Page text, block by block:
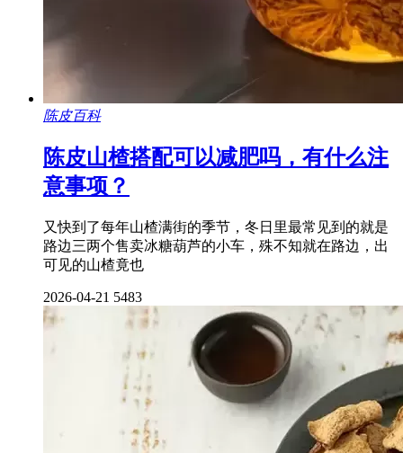
陈皮百科
陈皮山楂搭配可以减肥吗，有什么注
意事项？
又快到了每年山楂满街的季节，冬日里最常见到的就是
路边三两个售卖冰糖葫芦的小车，殊不知就在路边，出
可见的山楂竟也
2026-04-21 5483